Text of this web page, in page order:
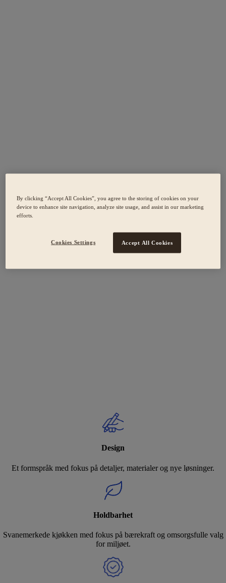
Design
Et formspråk med fokus på detaljer, materialer og nye løsninger.
Holdbarhet
Svanemerkede kjøkken med fokus på bærekraft og omsorgsfulle valg
for miljøet.
By clicking “Accept All Cookies”, you agree to the storing of cookies on your
device to enhance site navigation, analyze site usage, and assist in our marketing
efforts.
Cookies Settings Accept All Cookies